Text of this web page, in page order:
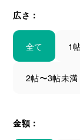
広さ：
全て 1
2帖〜3帖未満
金額：